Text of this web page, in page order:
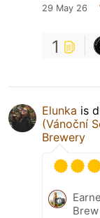
29 May 26
1
Elunka is
(Vánoční
Brewery